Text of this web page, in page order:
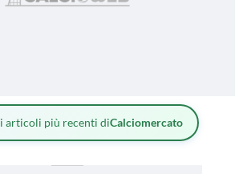
articoli più recenti diCalciomercato